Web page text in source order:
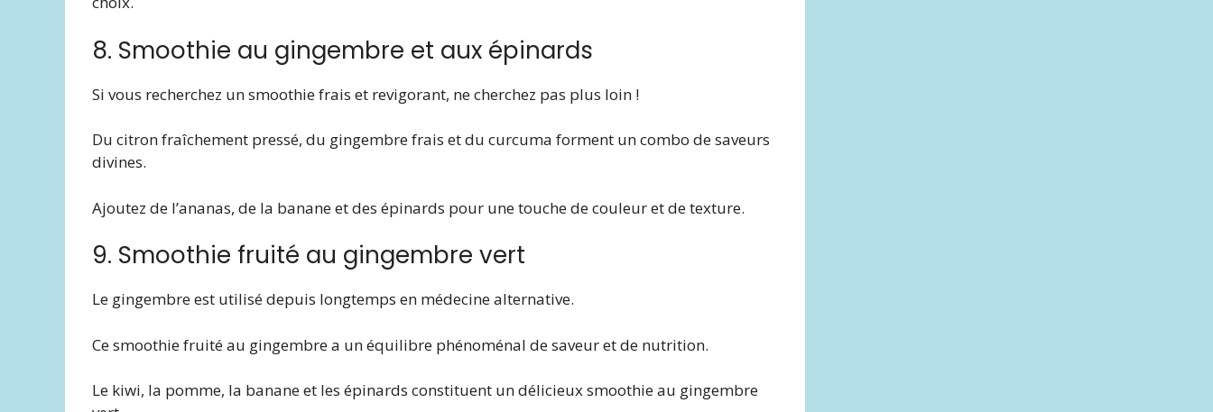
8. Smoothie au gingembre et aux épinards
Si vous recherchez un smoothie frais et revigorant, ne cherchez pas plus loin !
Du citron fraîchement pressé, du gingembre frais et du curcuma forment un combo de saveurs
divines.
Ajoutez de l’ananas, de la banane et des épinards pour une touche de couleur et de texture.
9. Smoothie fruité au gingembre vert
Le gingembre est utilisé depuis longtemps en médecine alternative.
Ce smoothie fruité au gingembre a un équilibre phénoménal de saveur et de nutrition.
Le kiwi, la pomme, la banane et les épinards constituent un délicieux smoothie au gingembre